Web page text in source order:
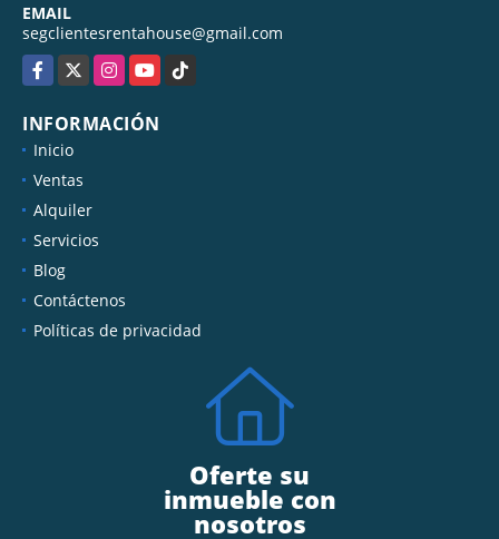
EMAIL
segclientesrentahouse@gmail.com
Facebook
X InstagramYouTubeTikTok
INFORMACIÓN
Inicio
Ventas
Alquiler
Servicios
Blog
Contáctenos
Políticas de privacidad
Oferte su
inmueble con
nosotros